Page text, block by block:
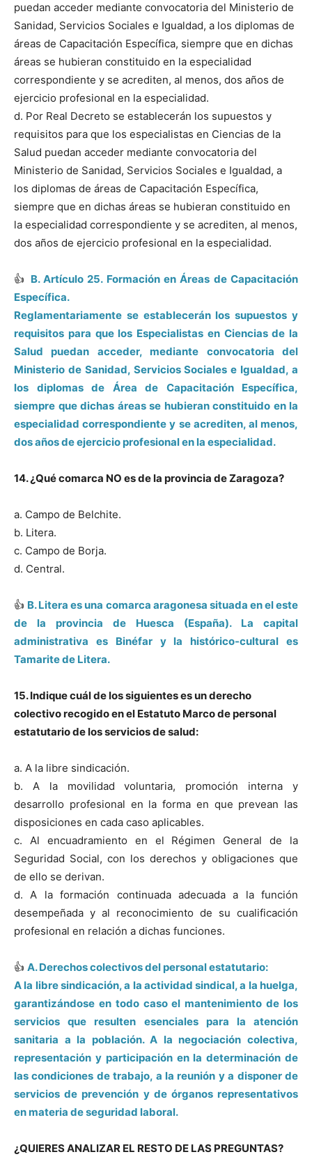
puedan acceder mediante convocatoria del Ministerio de
Sanidad, Servicios Sociales e Igualdad, a los diplomas de
áreas de Capacitación Específica, siempre que en dichas
áreas se hubieran constituido en la especialidad
correspondiente y se acrediten, al menos, dos años de
ejercicio profesional en la especialidad.
d. Por Real Decreto se establecerán los supuestos y
requisitos para que los especialistas en Ciencias de la
Salud puedan acceder mediante convocatoria del
Ministerio de Sanidad, Servicios Sociales e Igualdad, a
los diplomas de áreas de Capacitación Específica,
siempre que en dichas áreas se hubieran constituido en
la especialidad correspondiente y se acrediten, al menos,
dos años de ejercicio profesional en la especialidad.
👍 B. Artículo 25. Formación en Áreas de Capacitación
Específica.
Reglamentariamente se establecerán los supuestos y
requisitos para que los Especialistas en Ciencias de la
Salud puedan acceder, mediante convocatoria del
Ministerio de Sanidad, Servicios Sociales e Igualdad, a
los diplomas de Área de Capacitación Específica,
siempre que dichas áreas se hubieran constituido en la
especialidad correspondiente y se acrediten, al menos,
dos años de ejercicio profesional en la especialidad.
14. ¿Qué comarca NO es de la provincia de Zaragoza?
a. Campo de Belchite.
b. Litera.
c. Campo de Borja.
d. Central.
👍 B. Litera es una comarca aragonesa situada en el este
de la provincia de Huesca (España). La capital
administrativa es Binéfar y la histórico-cultural es
Tamarite de Litera.
15. Indique cuál de los siguientes es un derecho
colectivo recogido en el Estatuto Marco de personal
estatutario de los servicios de salud:
a. A la libre sindicación.
b. A la movilidad voluntaria, promoción interna y
desarrollo profesional en la forma en que prevean las
disposiciones en cada caso aplicables.
c. Al encuadramiento en el Régimen General de la
Seguridad Social, con los derechos y obligaciones que
de ello se derivan.
d. A la formación continuada adecuada a la función
desempeñada y al reconocimiento de su cualificación
profesional en relación a dichas funciones.
👍 A. Derechos colectivos del personal estatutario:
A la libre sindicación, a la actividad sindical, a la huelga,
garantizándose en todo caso el mantenimiento de los
servicios que resulten esenciales para la atención
sanitaria a la población. A la negociación colectiva,
representación y participación en la determinación de
las condiciones de trabajo, a la reunión y a disponer de
servicios de prevención y de órganos representativos
en materia de seguridad laboral.
¿QUIERES ANALIZAR EL RESTO DE LAS PREGUNTAS?